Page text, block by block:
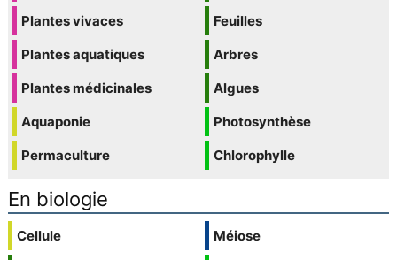
Plantes vivaces
Plantes aquatiques
Plantes médicinales
Aquaponie
Permaculture
Feuilles
Arbres
Algues
Photosynthèse
Chlorophylle
En biologie
Cellule
Méiose